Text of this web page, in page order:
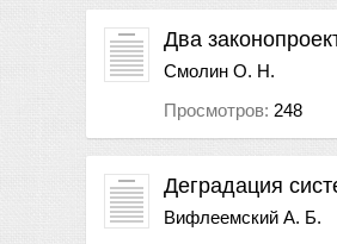
Два
Смолин О. Н.
Просмотров: 248
Деградация
Вифлеемский А. Б.